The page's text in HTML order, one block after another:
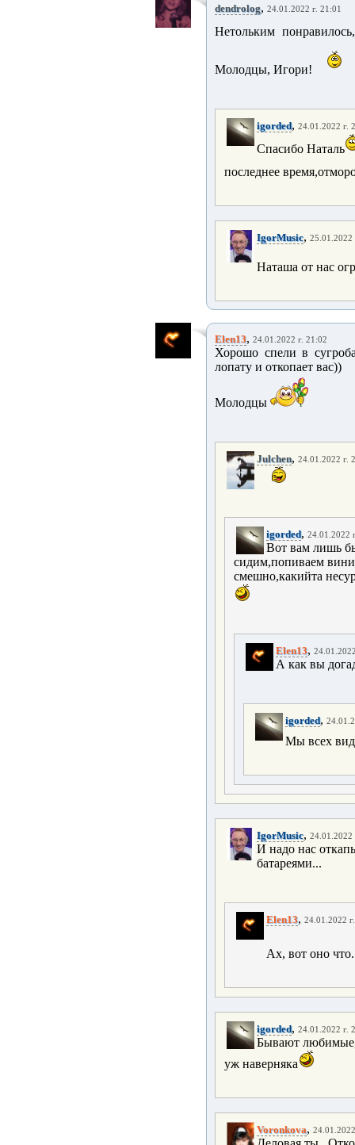
dendrolog, 24.01.2022 г. 21:01
Нетольким
Молодцы, Игори!
igorded, 24.01.2022 г.
Спасибо Наталь
последнее
IgorMusic, 25.01.2022
Наташа от нас
Elen13, 24.01.2022 г. 21:02
Хорошо спели в
лопату и откопает вас))
Молодцы
Julchen, 24.01.2022 г.
igorded, 24.01.2022
Вот вам лишь
сидим,попиваем
смешно,какийта
Elen13,
А как вы
igorded,
Мы всех
IgorMusic, 24.01.2022
И надо нас
батареями...
Elen13, 24.01.2022
Ах, вот оно
igorded, 24.01.2022 г.
Бывают
уж наверняка
Voronkova,